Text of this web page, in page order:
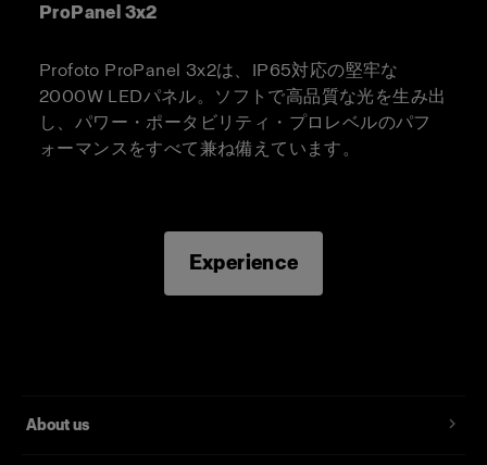
ProPanel 3x2
Profoto ProPanel 3x2は、IP65対応の堅牢な
2000W LEDパネル。ソフトで高品質な光を生み出
し、パワー・ポータビリティ・プロレベルのパフ
ォーマンスをすべて兼ね備えています。
Experience
About us